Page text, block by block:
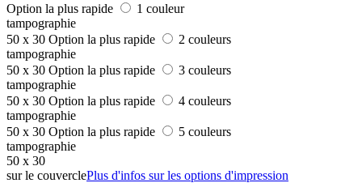
Option la plus rapide
1 couleur
tampographie
50 x 30 Option la plus rapide
2 couleurs
tampographie
50 x 30 Option la plus rapide
3 couleurs
tampographie
50 x 30 Option la plus rapide
4 couleurs
tampographie
50 x 30 Option la plus rapide
5 couleurs
tampographie
50 x 30
sur le couverclePlus d'infos sur les options d'impression